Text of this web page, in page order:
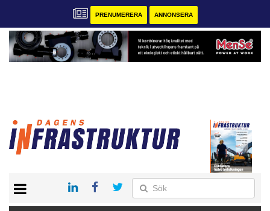
PRENUMERERA ANNONSERA